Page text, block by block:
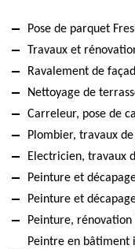
Pose de parquet
Travaux et
Ravalement de
Nettoyage de
Carreleur, pose de
Plombier, travaux
Electricien, travaux
Peinture et
Peinture et
Peinture, rénovation
Peintre en bâtiment